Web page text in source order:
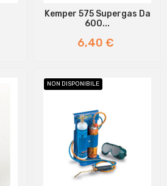
Kemper 575 Supergas Da
600...
Prezzo
6,40 €
NON DISPONIBILE